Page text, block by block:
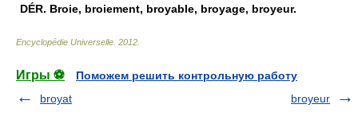
DÉR. Broie, broiement, broyable, broyage, broyeur.
Encyclopédie Universelle 2012
Игры ⚽
Поможем решить контрольную работу
broyat
broyeur